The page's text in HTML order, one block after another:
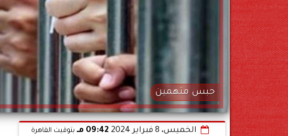
حبس متهمين
الخميس، 8 فبراير 2024 09:42 مـ بتوقيت القاهرة